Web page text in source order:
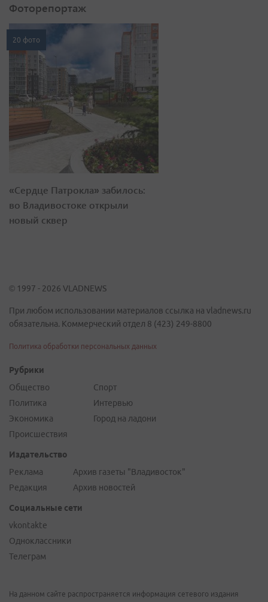
Фоторепортаж
20 фото
«Сердце Патрокла» забилось:
во Владивостоке открыли
новый сквер
© 1997 - 2026 VLADNEWS
При любом использовании материалов ссылка на vladnews.ru
обязательна. Коммерческий отдел 8 (423) 249-8800
Политика обработки персональных данных
Рубрики
Общество
Политика
Экономика
Происшествия
Спорт
Интервью
Город на ладони
Издательство
Реклама
Редакция
Архив газеты "Владивосток"
Архив новостей
Социальные сети
vkontakte
Одноклассники
Телеграм
На данном сайте распространяется информация сетевого издания